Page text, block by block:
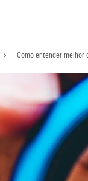
Como entender melhor